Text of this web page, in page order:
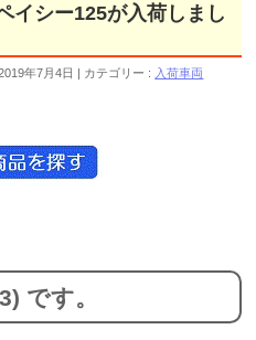
イシー125が入荷しまし
年7月4日 カテゴリー : 入荷車両
です。